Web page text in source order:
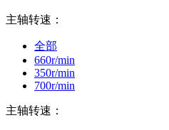
主轴转速：
全部
660r/min
350r/min
700r/min
主轴转速：